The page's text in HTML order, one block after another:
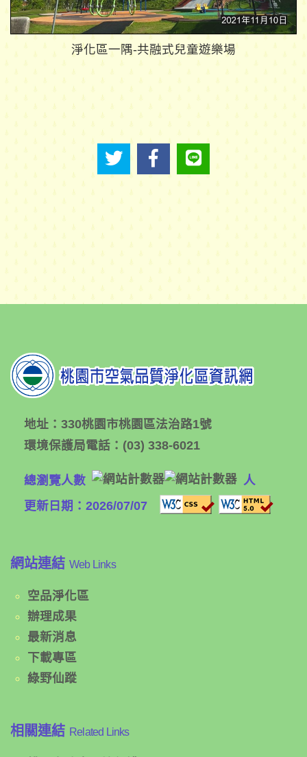
淨化區一隅-共融式兒童遊樂場
地址： 330桃園市桃園區法治路1號
環境保護局電話： (03) 338-6021
總瀏覽人數
人
更新日期：2026/07/07
網站連結 Web Links
空品淨化區
辦理成果
最新消息
下載專區
綠野仙蹤
相關連結 Related Links